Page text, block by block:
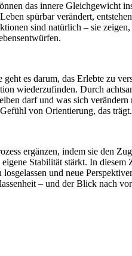
das innere Gleichgewicht
spürbar verändert,
sind natürlich – sie
geht es darum, das Erlebte zu
wiederzufinden. Durch
darf und was sich
von Orientierung, das trägt.
ergänzen, indem sie den
Stabilität stärkt. In
losgelassen und neue
– und der Blick nach